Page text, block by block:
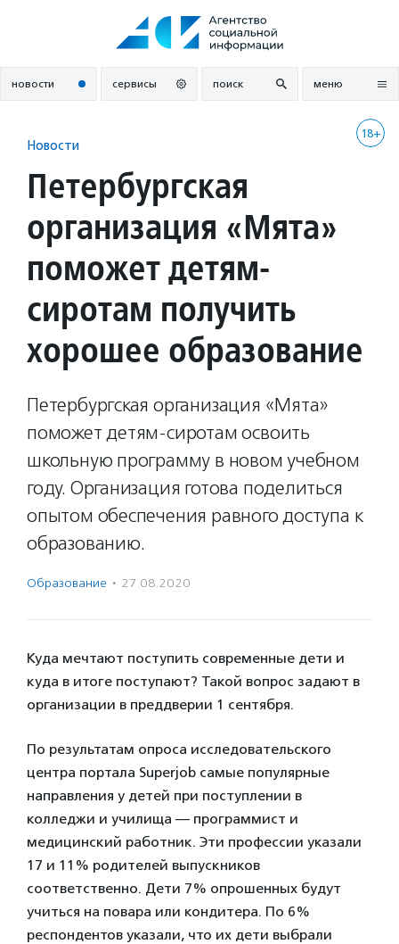
новости сервисы поиск меню
18+
Новости
Петербургская
организация «Мята»
поможет детям-
сиротам получить
хорошее образование
Петербургская организация «Мята»
поможет детям-сиротам освоить
школьную программу в новом учебном
году. Организация готова поделиться
опытом обеспечения равного доступа к
образованию.
Образование · 27.08.2020
Куда мечтают поступить современные дети и
куда в итоге поступают? Такой вопрос задают в
организации в преддверии 1 сентября.
По результатам опроса исследовательского
центра портала Superjob самые популярные
направления у детей при поступлении в
колледжи и училища — программист и
медицинский работник. Эти профессии указали
17 и 11% родителей выпускников
соответственно. Дети 7% опрошенных будут
учиться на повара или кондитера. По 6%
респондентов указали, что их дети выбрали